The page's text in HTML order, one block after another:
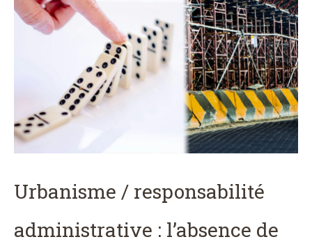
Urbanisme / responsabilité
administrative : l’absence de